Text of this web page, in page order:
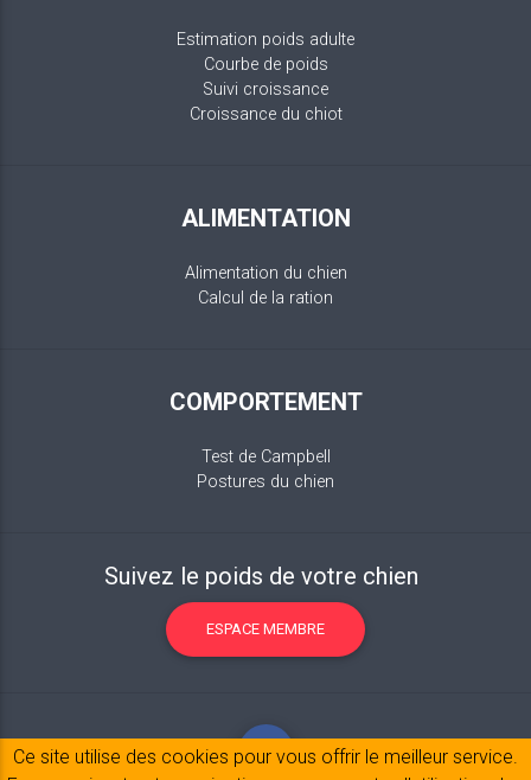
Estimation poids adulte
Courbe de poids
Suivi croissance
Croissance du chiot
ALIMENTATION
Alimentation du chien
Calcul de la ration
COMPORTEMENT
Test de Campbell
Postures du chien
Suivez le poids de votre chien
ESPACE MEMBRE
Ce site utilise des cookies pour vous offrir le meilleur service.